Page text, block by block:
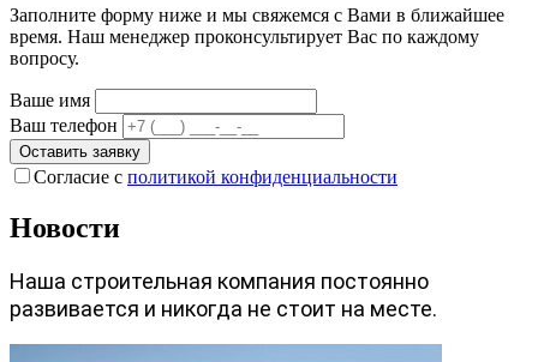
Заполните форму ниже и мы свяжемся с Вами в ближайшее
время. Наш менеджер проконсультирует Вас по каждому
вопросу.
Ваше имя
Ваш телефон
Оставить заявку
Согласие с политикой конфиденциальности
Новости
Наша строительная компания постоянно
развивается и никогда не стоит на месте.